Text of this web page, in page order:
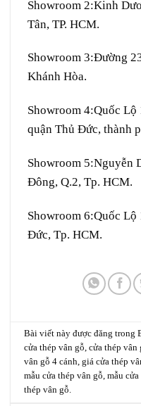
Showroom 2:Kinh
Tân, TP. HCM.
Showroom 3:Đường
Khánh Hòa.
Showroom 4:Quốc Lộ
quận Thủ Đức, thành
Showroom 5:Nguyễn
Đông, Q.2, Tp. HCM.
Showroom 6:Quốc Lộ
Đức, Tp. HCM.
Bài viết này được đăng trong
cửa thép vân gỗ,cửa thép vân
vân gỗ 4 cánh,giá cửa thép
mẫu cửa thép vân gỗ,mẫu
thép vân gỗ.